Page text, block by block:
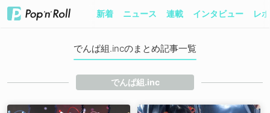
新着 ニュース 連載 インタビュー レ
でんぱ組.incのまとめ記事一覧
でんぱ組.inc